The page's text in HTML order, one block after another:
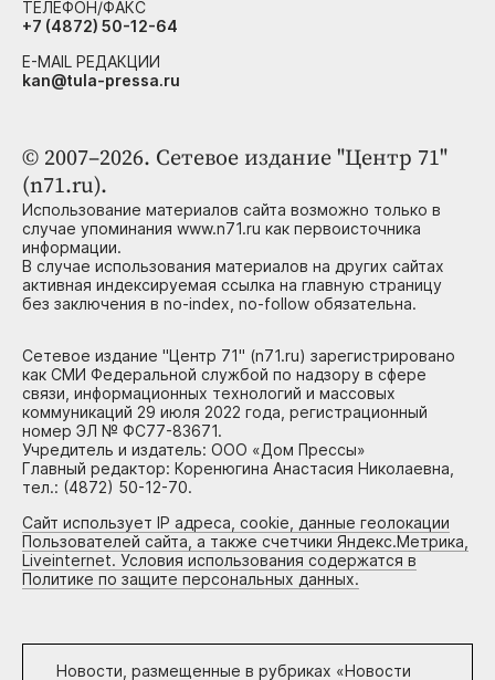
© 2007–2026. Сетевое издание "Центр 71"
(n71.ru).
Использование материалов сайта возможно только в
случае упоминания www.n71.ru как первоисточника
информации.
В случае использования материалов на других сайтах
активная индексируемая ссылка на главную страницу
без заключения в no-index, no-follow обязательна.
Сетевое издание "Центр 71" (n71.ru) зарегистрировано
как СМИ Федеральной службой по надзору в сфере
связи, информационных технологий и массовых
коммуникаций 29 июля 2022 года, регистрационный
номер ЭЛ № ФС77-83671.
Учредитель и издатель: ООО «Дом Прессы»
Главный редактор: Коренюгина Анастасия Николаевна,
тел.: (4872) 50-12-70.
Сайт использует IP адреса, cookie, данные геолокации
Пользователей сайта, а также счетчики Яндекс.Метрика,
Liveinternet. Условия использования содержатся в
Политике по защите персональных данных.
Новости, размещенные в рубриках «Новости
ТЕЛЕФОН/ФАКС
+7 (4872) 50-12-64
E-MAIL РЕДАКЦИИ
kan@tula-pressa.ru